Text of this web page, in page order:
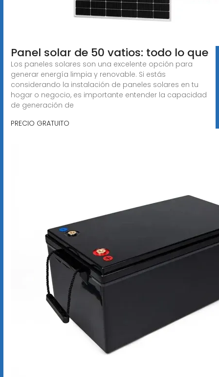
Panel solar de 50 vatios: todo lo que
Los paneles solares son una excelente opción para
generar energía limpia y renovable. Si estás
considerando la instalación de paneles solares en tu
hogar o negocio, es importante entender la capacidad
de generación de
PRECIO GRATUITO